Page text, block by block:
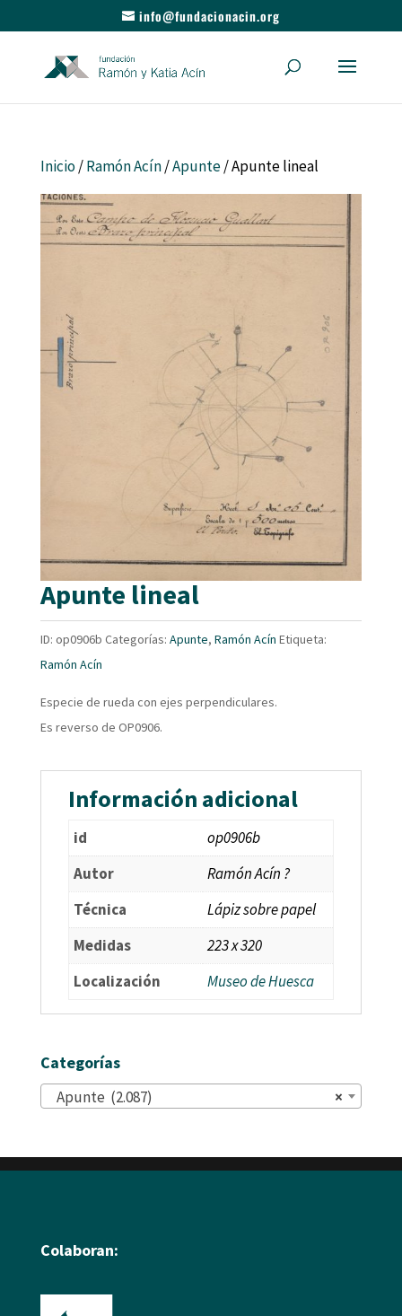
info@fundacionacin.org
Inicio/Ramón Acín/Apunte/ Apunte lineal
Apunte lineal
ID: op0906b Categorías: Apunte, Ramón Acín Etiqueta:
Ramón Acín
Especie de rueda con ejes perpendiculares.
Es reverso de OP0906.
Información adicional
id
op0906b
Autor
Ramón Acín ?
Técnica
Lápiz sobre papel
Medidas
223 x 320
Localización
Museo de Huesca
Categorías
×
Apunte (2.087)
Colaboran: